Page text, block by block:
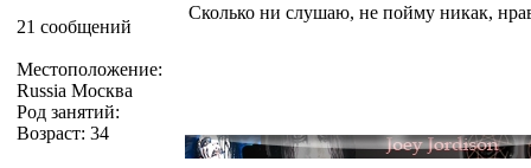
21 сообщений
Местоположение:
Russia Москва
Род занятий:
Возраст: 34
Сколько ни слушаю, не пойму никак,